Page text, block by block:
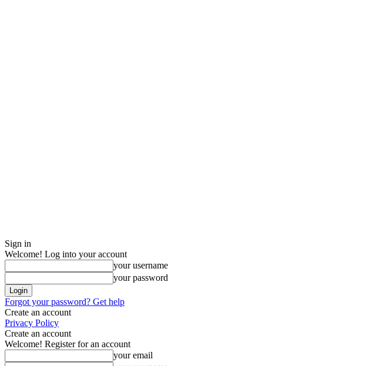
Sign in
Welcome! Log into your account
your username
your password
Forgot your password? Get help
Create an account
Privacy Policy
Create an account
Welcome! Register for an account
your email